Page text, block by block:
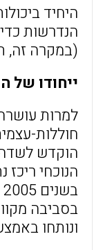
היחיד
הנדרשות
(במקרה זה,
ייחודו של
למרות
חוללות-
הוקדש
בסביבה
ונותחו